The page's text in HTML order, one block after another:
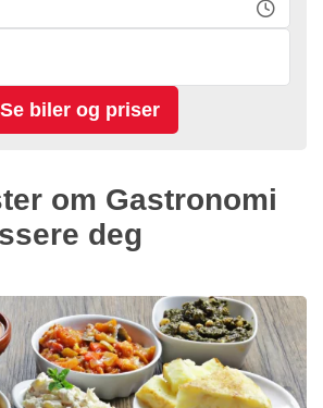
om Gastronomi
deg